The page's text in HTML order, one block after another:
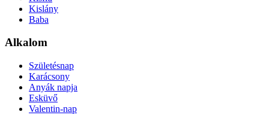
Kislány
Baba
Alkalom
Születésnap
Karácsony
Anyák napja
Esküvő
Valentin-nap